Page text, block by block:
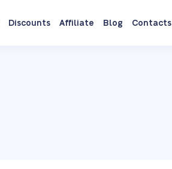
Discounts Affiliate Blog Contacts